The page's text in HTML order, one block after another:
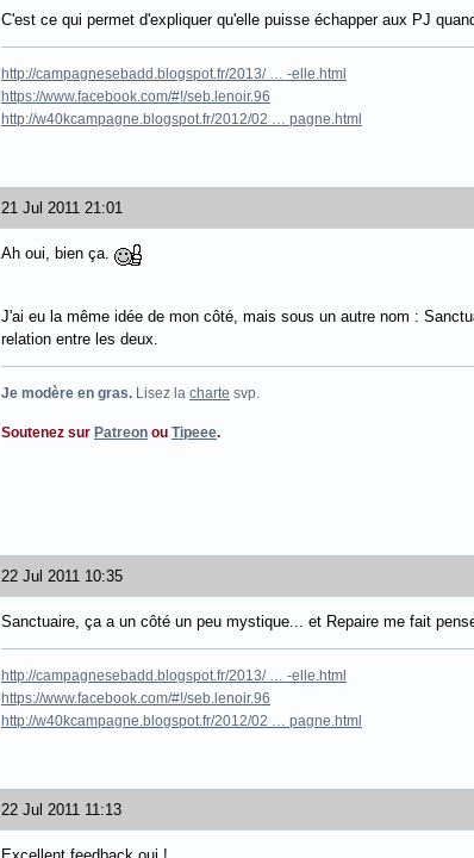
C'est ce qui permet d'expliquer qu'elle puisse échapper aux PJ
http://campagnesebadd.blogspot.fr/2013/ … -elle.html
https://www.facebook.com/#!/seb.lenoir.96
http://w40kcampagne.blogspot.fr/2012/02 … pagne.html
21 Jul 2011 21:01
Ah oui, bien ça.
J'ai eu la même idée de mon côté, mais sous un autre nom :
relation entre les deux.
Je modère en gras. Lisez la charte svp.
Soutenez sur Patreon ou Tipeee.
22 Jul 2011 10:35
Sanctuaire, ça a un côté un peu mystique... et Repaire me fait
http://campagnesebadd.blogspot.fr/2013/ … -elle.html
https://www.facebook.com/#!/seb.lenoir.96
http://w40kcampagne.blogspot.fr/2012/02 … pagne.html
22 Jul 2011 11:13